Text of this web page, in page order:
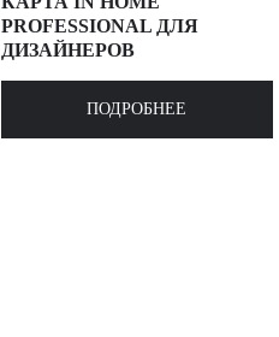
PROFESSIONAL ДЛЯ
ДИЗАЙНЕРОВ
ПОДРОБНЕЕ